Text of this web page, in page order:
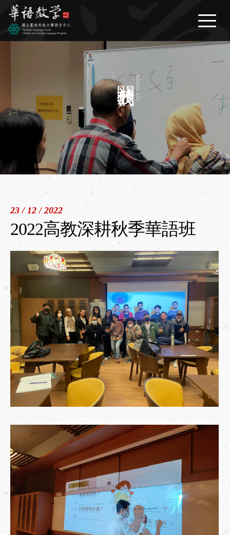
News
About Us
華語課程
Courses
生活資訊
Life Information
問與答
FAQ
表單下載
聯絡我們
Contact Us
相關連結
Link
繁體中文 English / 日本語
關於我們About Us
23 / 12 / 2022
2022高教深耕秋季華語班